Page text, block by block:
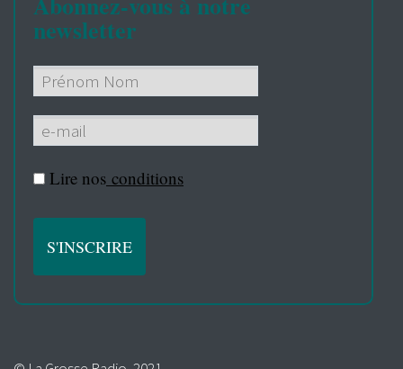
newsletter
Lire nos conditions